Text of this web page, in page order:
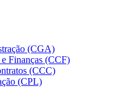
(CGA)
Finanças (CCF)
(CCC)
(CPL)